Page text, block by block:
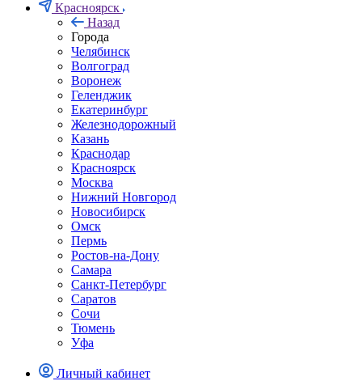
Красноярск
Назад
Города
Челябинск
Волгоград
Воронеж
Геленджик
Екатеринбург
Железнодорожный
Казань
Краснодар
Красноярск
Москва
Нижний Новгород
Новосибирск
Омск
Пермь
Ростов-на-Дону
Самара
Санкт-Петербург
Саратов
Сочи
Тюмень
Уфа
Личный кабинет